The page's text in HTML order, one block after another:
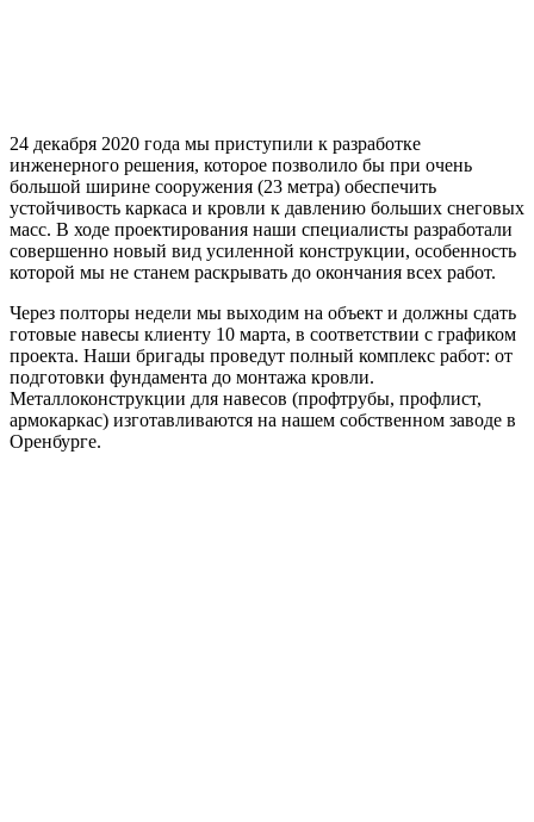
24 декабря 2020 года мы приступили к разработке
инженерного решения, которое позволило бы при очень
большой ширине сооружения (23 метра) обеспечить
устойчивость каркаса и кровли к давлению больших снеговых
масс. В ходе проектирования наши специалисты разработали
совершенно новый вид усиленной конструкции, особенность
которой мы не станем раскрывать до окончания всех работ.
Через полторы недели мы выходим на объект и должны сдать
готовые навесы клиенту 10 марта, в соответствии с графиком
проекта. Наши бригады проведут полный комплекс работ: от
подготовки фундамента до монтажа кровли.
Металлоконструкции для навесов (профтрубы, профлист,
армокаркас) изготавливаются на нашем собственном заводе в
Оренбурге.